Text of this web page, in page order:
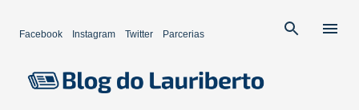
Facebook Instagram Twitter Parcerias